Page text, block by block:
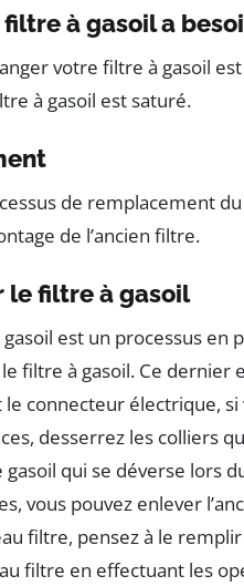
à gasoil a
votre filtre à gasoil
à gasoil est saturé.
de remplacement
de l’ancien filtre.
le filtre à gasoil
est un processus en
filtre à gasoil. Ce
connecteur électrique, si
desserrez les colliers
qui se déverse lors
vous pouvez enlever
filtre, pensez à le
filtre en effectuant les